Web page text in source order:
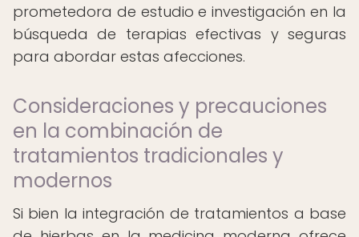
prometedora de estudio e investigación en la
búsqueda de terapias efectivas y seguras
para abordar estas afecciones.
Consideraciones y precauciones
en la combinación de
tratamientos tradicionales y
modernos
Si bien la integración de tratamientos a base